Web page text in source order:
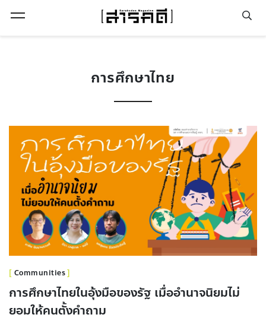
การศึกษาไทย
Communities
การศึกษาไทยในอุ้งมือของรัฐ เมื่ออำนาจนิยมไม่
ยอมให้คนตั้งคำถาม